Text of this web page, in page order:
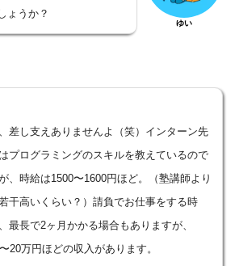
ょうか？
ゆい
差し支えありませんよ（笑）インターン先
プログラミングのスキルを教えているので
、時給は1500〜1600円ほど。（塾講師より
干高いくらい？）請負でお仕事をする時
最長で2ヶ月かかる場合もありますが、
20万円ほどの収入があります。